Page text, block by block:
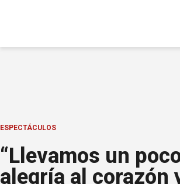
ESPECTÁCULOS
“Llevamos un
alegría al corazón